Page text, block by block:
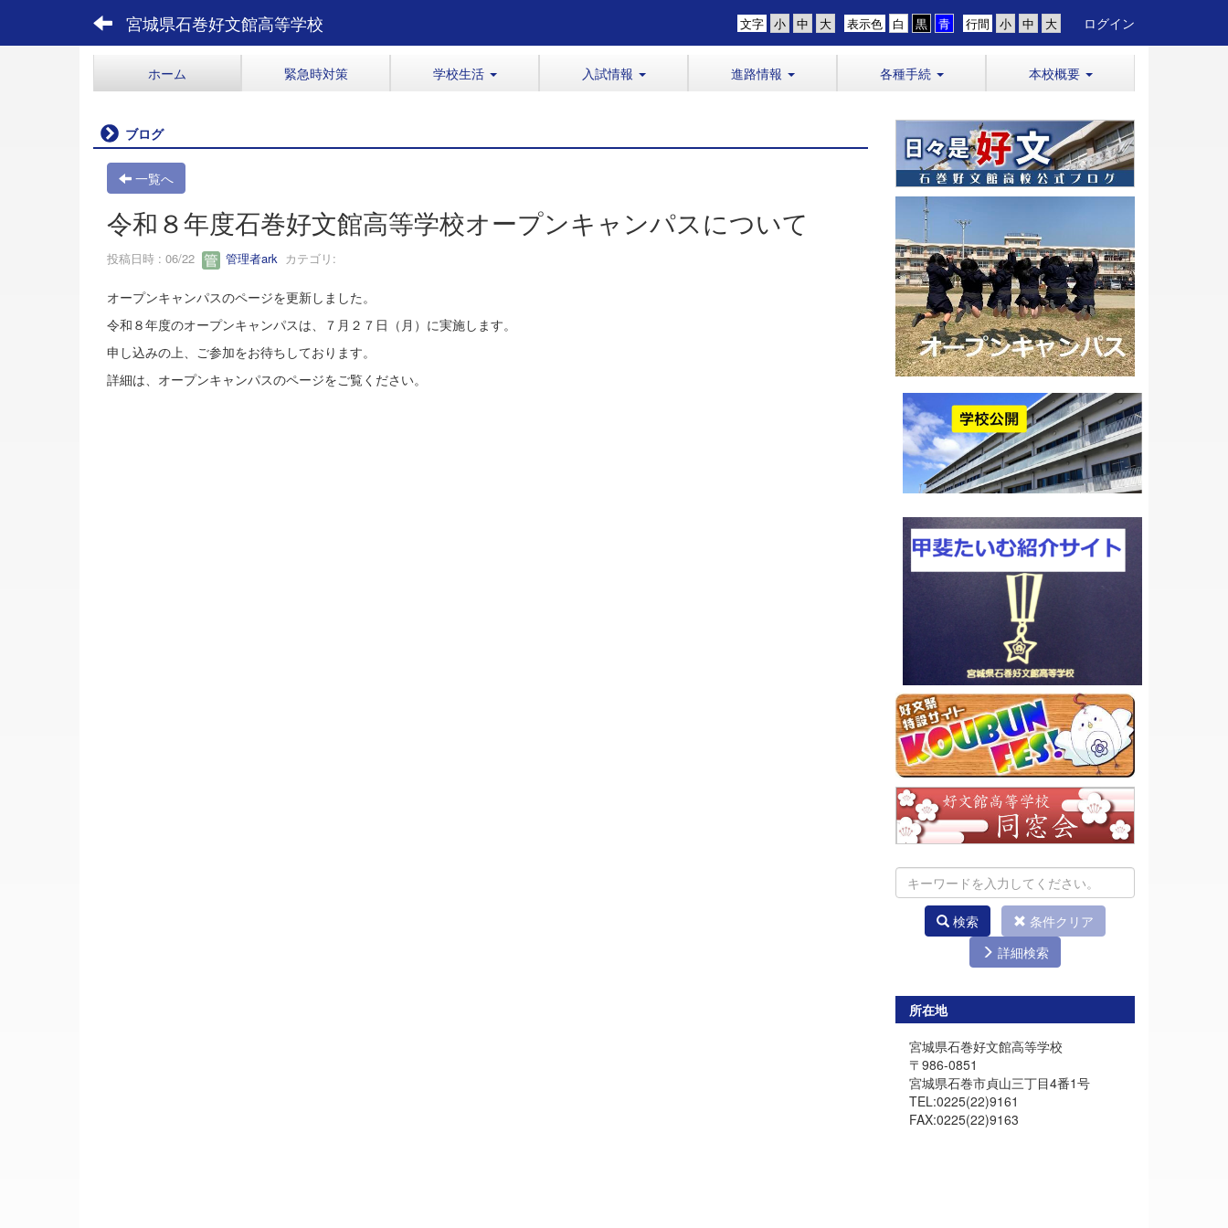
宮城県石巻好文館高等学校 行間
表示色
文字 ログイン
ホーム 緊急時対策 学校生活 入試情報 進路情報 各種手続 本校概要
ブログ
一覧へ
令和８年度石巻好文館高等学校オープンキャンパスについて
投稿日時 : 06/22 管理者ark カテゴリ:
オープンキャンパスのページを更新しました。
令和８年度のオープンキャンパスは、７月２７日（月）に実施します。
申し込みの上、ご参加をお待ちしております。
詳細は、オープンキャンパスのページをご覧ください。
検索
条件クリア
詳細検索
所在地
宮城県石巻好文館高等学校
〒986-0851
宮城県石巻市貞山三丁目4番1号
TEL:0225(22)9161
FAX:0225(22)9163